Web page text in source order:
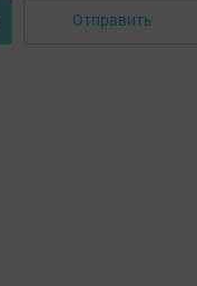
Отправить